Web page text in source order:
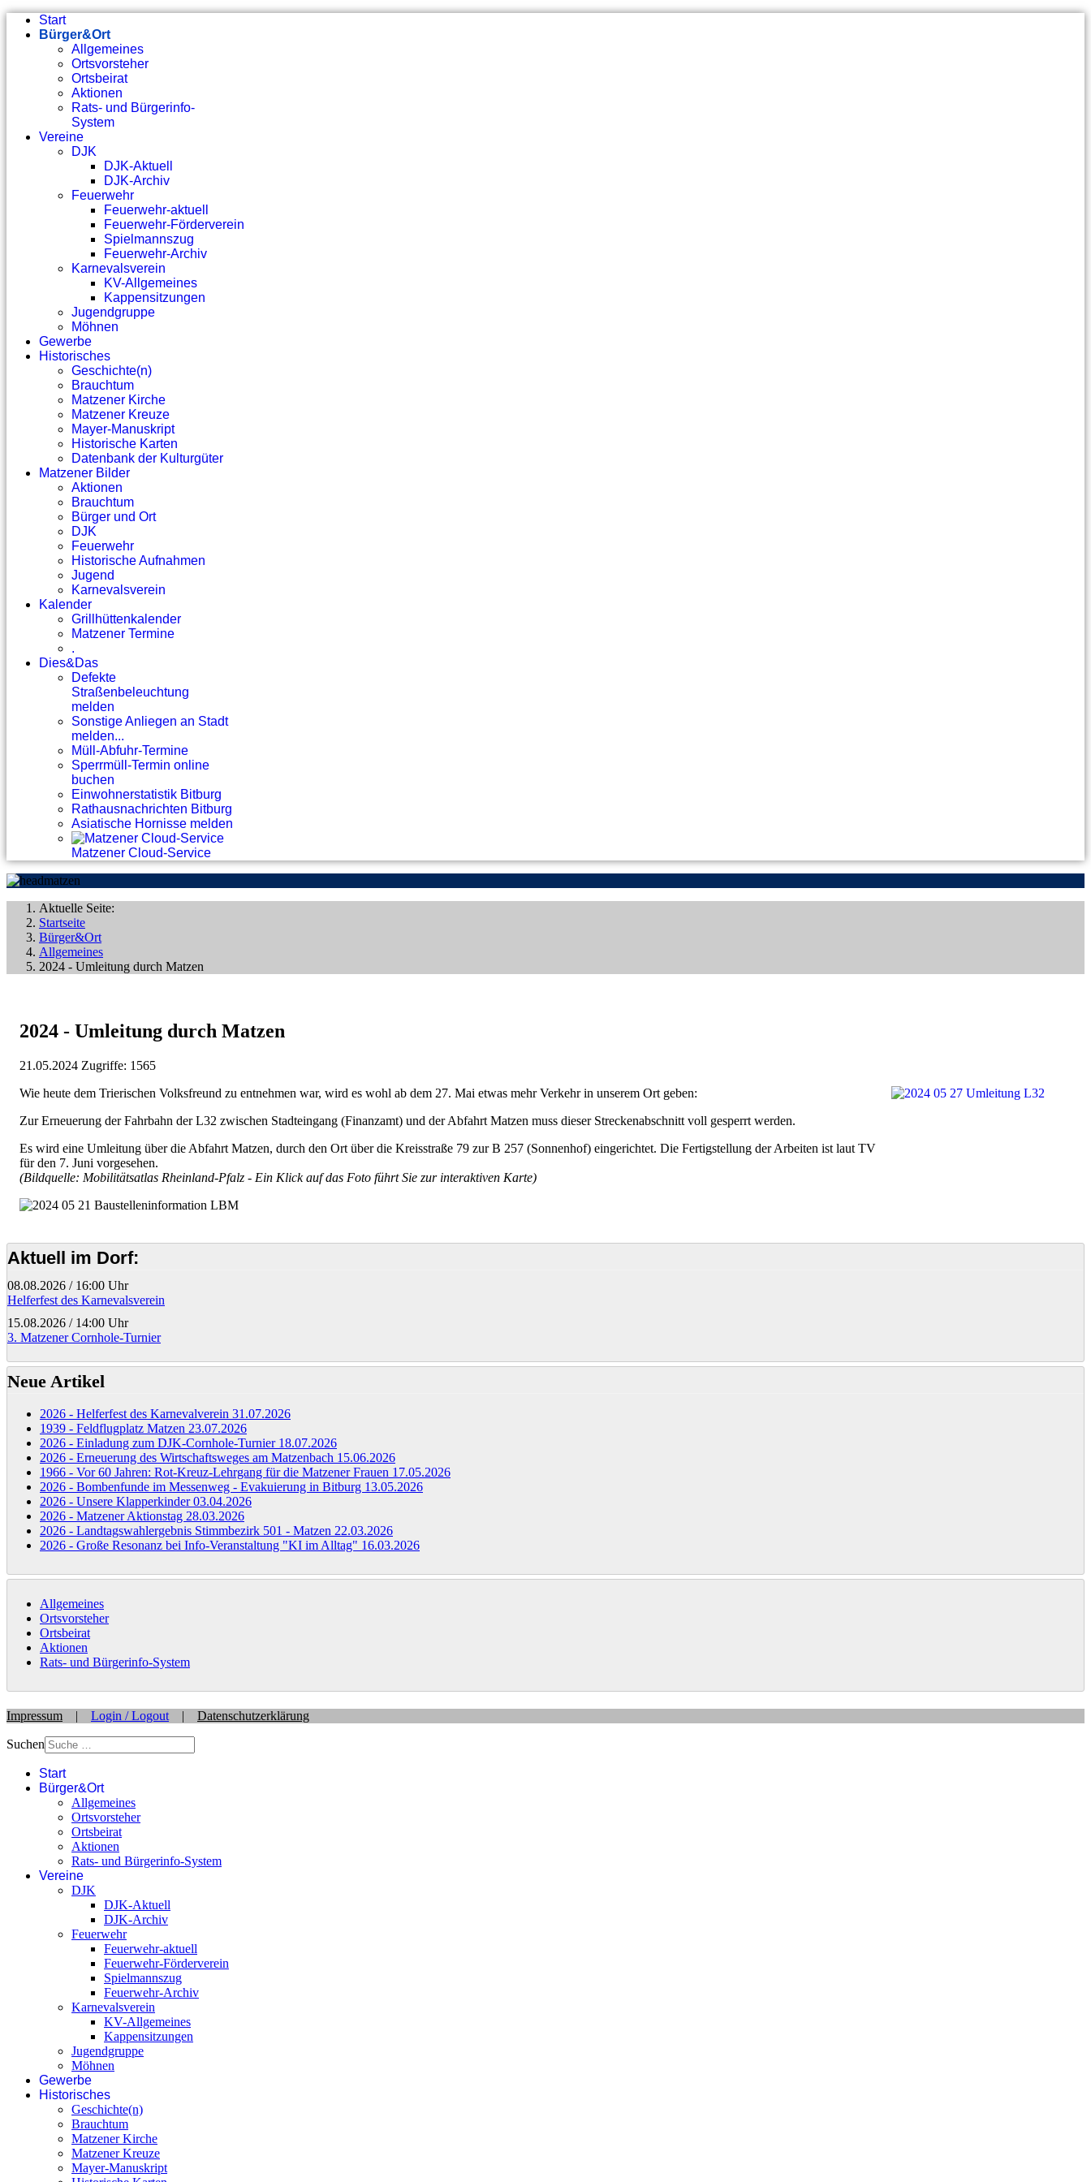
Start
Bürger&Ort
Allgemeines
Ortsvorsteher
Ortsbeirat
Aktionen
Rats- und Bürgerinfo-
System
Vereine
DJK
DJK-Aktuell
DJK-Archiv
Feuerwehr
Feuerwehr-aktuell
Feuerwehr-Förderverein
Spielmannszug
Feuerwehr-Archiv
Karnevalsverein
KV-Allgemeines
Kappensitzungen
Jugendgruppe
Möhnen
Gewerbe
Historisches
Geschichte(n)
Brauchtum
Matzener Kirche
Matzener Kreuze
Mayer-Manuskript
Historische Karten
Datenbank der Kulturgüter
Matzener Bilder
Aktionen
Brauchtum
Bürger und Ort
DJK
Feuerwehr
Historische Aufnahmen
Jugend
Karnevalsverein
Kalender
Grillhüttenkalender
Matzener Termine
.
Dies&Das
Defekte
Straßenbeleuchtung
melden
Sonstige Anliegen an Stadt
melden...
Müll-Abfuhr-Termine
Sperrmüll-Termin online
buchen
Einwohnerstatistik Bitburg
Rathausnachrichten Bitburg
Asiatische Hornisse melden
Matzener Cloud-Service
Aktuelle Seite:
Startseite
Bürger&Ort
Allgemeines
2024 - Umleitung durch Matzen
2024 - Umleitung durch Matzen
21.05.2024 Zugriffe: 1565
Wie heute dem Trierischen Volksfreund zu entnehmen war, wird es wohl ab dem 27. Mai etwas mehr Verkehr in unserem Ort geben:
Zur Erneuerung der Fahrbahn der L32 zwischen Stadteingang (Finanzamt) und der Abfahrt Matzen muss dieser Streckenabschnitt voll gesperrt werden.
Es wird eine Umleitung über die Abfahrt Matzen, durch den Ort über die Kreisstraße 79 zur B 257 (Sonnenhof) eingerichtet. Die Fertigstellung der Arbeiten ist laut TV
für den 7. Juni vorgesehen.
(Bildquelle: Mobilitätsatlas Rheinland-Pfalz - Ein Klick auf das Foto führt Sie zur interaktiven Karte)
Aktuell im Dorf:
08.08.2026 / 16:00 Uhr
Helferfest des Karnevalsverein
15.08.2026 / 14:00 Uhr
3. Matzener Cornhole-Turnier
Neue Artikel
2026 - Helferfest des Karnevalverein 31.07.2026
1939 - Feldflugplatz Matzen 23.07.2026
2026 - Einladung zum DJK-Cornhole-Turnier 18.07.2026
2026 - Erneuerung des Wirtschaftsweges am Matzenbach 15.06.2026
1966 - Vor 60 Jahren: Rot-Kreuz-Lehrgang für die Matzener Frauen 17.05.2026
2026 - Bombenfunde im Messenweg - Evakuierung in Bitburg 13.05.2026
2026 - Unsere Klapperkinder03.04.2026
2026 - Matzener Aktionstag 28.03.2026
2026 - Landtagswahlergebnis Stimmbezirk 501 - Matzen 22.03.2026
2026 - Große Resonanz bei Info-Veranstaltung "KI im Alltag" 16.03.2026
Allgemeines
Ortsvorsteher
Ortsbeirat
Aktionen
Rats- und Bürgerinfo-System
Impressum | Login / Logout | Datenschutzerklärung
Suchen
Start
Bürger&Ort
Allgemeines
Ortsvorsteher
Ortsbeirat
Aktionen
Rats- und Bürgerinfo-System
Vereine
DJK
DJK-Aktuell
DJK-Archiv
Feuerwehr
Feuerwehr-aktuell
Feuerwehr-Förderverein
Spielmannszug
Feuerwehr-Archiv
Karnevalsverein
KV-Allgemeines
Kappensitzungen
Jugendgruppe
Möhnen
Gewerbe
Historisches
Geschichte(n)
Brauchtum
Matzener Kirche
Matzener Kreuze
Mayer-Manuskript